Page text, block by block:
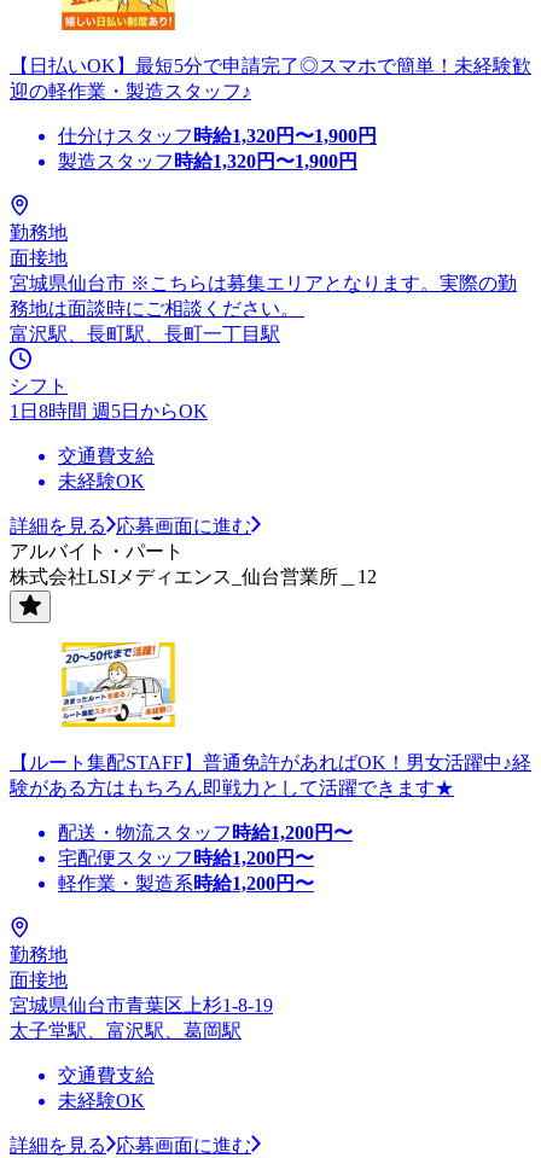
【日払いOK】最短5分で申請完了◎スマホで簡単！未経験歓
迎の軽作業・製造スタッフ♪
仕分けスタッフ 時給1,320円〜1,900円
製造スタッフ 時給1,320円〜1,900円
勤務地
面接地
宮城県仙台市 ※こちらは募集エリアとなります。実際の勤
務地は面談時にご相談ください。
富沢駅、長町駅、長町一丁目駅
シフト
1日8時間 週5日からOK
交通費支給
未経験OK
詳細を見る
応募画面に進む
アルバイト・パート
株式会社LSIメディエンス_仙台営業所＿12
【ルート集配STAFF】普通免許があればOK！男女活躍中♪経
験がある方はもちろん即戦力として活躍できます★
配送・物流スタッフ 時給1,200円〜
宅配便スタッフ 時給1,200円〜
軽作業・製造系時給1,200円〜
勤務地
面接地
宮城県仙台市青葉区上杉1-8-19
太子堂駅、富沢駅、葛岡駅
交通費支給
未経験OK
詳細を見る
応募画面に進む